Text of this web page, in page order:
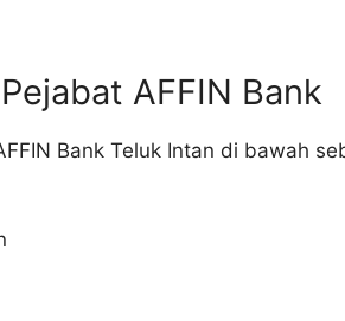
AFFIN Bank
Bank Teluk Intan di bawah